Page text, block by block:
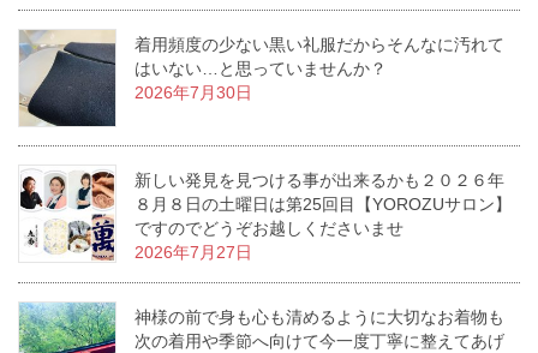
着用頻度の少ない黒い礼服だからそんなに汚れて
はいない…と思っていませんか？
2026年7月30日
新しい発見を見つける事が出来るかも２０２６年
８月８日の土曜日は第25回目【YOROZUサロン】
ですのでどうぞお越しくださいませ
2026年7月27日
神様の前で身も心も清めるように大切なお着物も
次の着用や季節へ向けて今一度丁寧に整えてあげ